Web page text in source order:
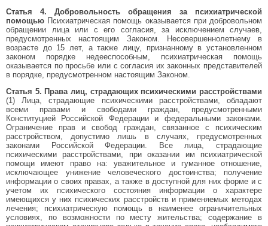
Статья 4. Добровольность обращения за психиатрической
помощью Психиатрическая помощь оказывается при добровольном
обращении лица или с его согласия, за исключением случаев,
предусмотренных настоящим Законом. Несовершеннолетнему в
возрасте до 15 лет, а также лицу, признанному в установленном
законом порядке недееспособным, психиатрическая помощь
оказывается по просьбе или с согласия их законных представителей
в порядке, предусмотренном настоящим Законом.
Статья 5. Права лиц, страдающих психическими расстройствами
(1) Лица, страдающие психическими расстройствами, обладают
всеми правами и свободами граждан, предусмотренными
Конституцией Российской Федерации и федеральными законами.
Ограничение прав и свобод граждан, связанное с психическим
расстройством, допустимо лишь в случаях, предусмотренных
законами Российской Федерации. Все лица, страдающие
психическими расстройствами, при оказании им психиатрической
помощи имеют право на: уважительное и гуманное отношение,
исключающее унижение человеческого достоинства; получение
информации о своих правах, а также в доступной для них форме и с
учетом их психического состояния информации о характере
имеющихся у них психических расстройств и применяемых методах
лечения; психиатрическую помощь в наименее ограничительных
условиях, по возможности по месту жительства; содержание в